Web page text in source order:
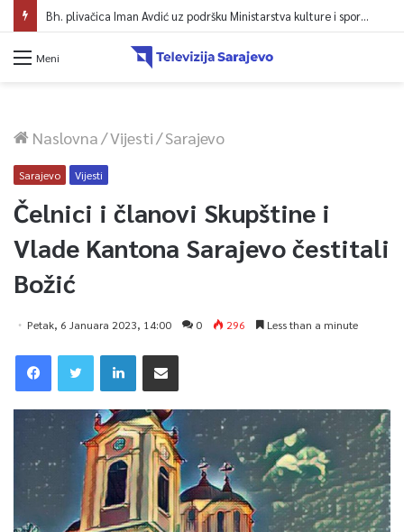
Bh. plivačica Iman Avdić uz podršku Ministarstva kulture i sporta KS kreće na Evropsko prvenstvo i Mediteranske igre
Meni
Naslovna/Vijesti/Sarajevo
Sarajevo Vijesti
Čelnici i članovi Skupštine i
Vlade Kantona Sarajevo čestitali
Božić
Petak, 6 Januara 2023, 14:00 0 296 Less than a minute